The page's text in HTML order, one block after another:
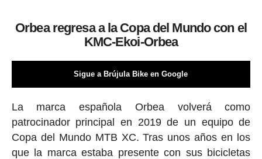
Orbea regresa a la Copa del Mundo con el
KMC-Ekoi-Orbea
Sigue a Brújula Bike en Google
La marca española Orbea volverá como
patrocinador principal en 2019 de un equipo de
Copa del Mundo MTB XC. Tras unos años en los
que la marca estaba presente con sus bicicletas